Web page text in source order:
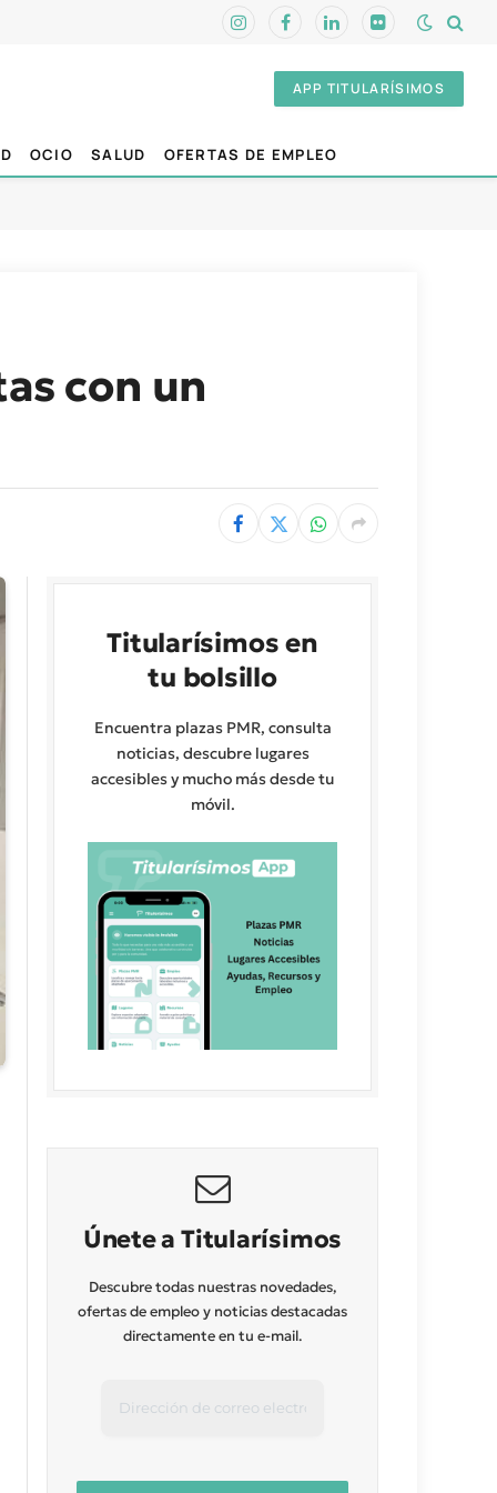
InstagramFacebookLinkedInFlickr
APP TITULARÍSIMOS
OCIO SALUD OFERTAS DE EMPLEO
con un
Titularísimos en
tu bolsillo
Encuentra plazas PMR, consulta
noticias, descubre lugares
accesibles y mucho más desde tu
móvil.
Únete a Titularísimos
Descubre todas nuestras novedades,
ofertas de empleo y noticias destacadas
directamente en tu e-mail.